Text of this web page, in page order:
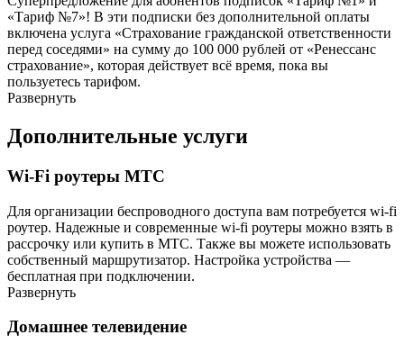
«Тариф №7»! В эти подписки без дополнительной оплаты
включена услуга «Страхование гражданской ответственности
перед соседями» на сумму до 100 000 рублей от «Ренессанс
страхование», которая действует всё время, пока вы
пользуетесь тарифом.
Развернуть
Дополнительные услуги
Wi-Fi роутеры МТС
Для организации беспроводного доступа вам потребуется wi-fi
роутер. Надежные и современные wi-fi роутеры можно взять в
рассрочку или купить в МТС. Также вы можете использовать
собственный маршрутизатор. Настройка устройства —
бесплатная при подключении.
Развернуть
Домашнее телевидение